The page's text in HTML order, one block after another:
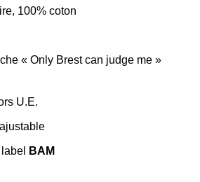
100% coton
« Only Brest can judge me »
U.E.
BAM